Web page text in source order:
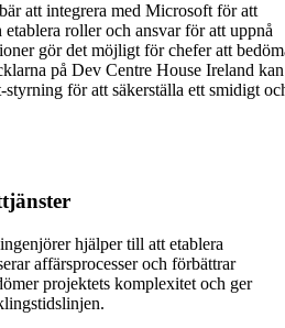
att integrera med Microsoft för att
roller och ansvar för att uppnå
gör det möjligt för chefer att
på Dev Centre House Ireland kan
styrning för att säkerställa ett smidigt
hjälper till att etablera
affärsprocesser och förbättrar
projektets komplexitet och ger